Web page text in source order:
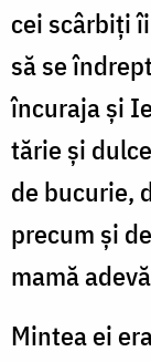
cei scârbiți
să se
încuraja și
tărie și
de bucurie,
precum și
mamă
Mintea ei